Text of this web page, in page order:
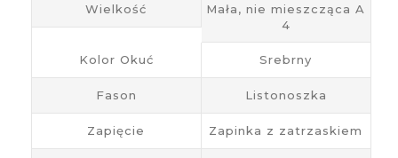
Wielkość
Mała, nie mieszcząca A
4
Kolor Okuć Srebrny
Fason Listonoszka
Zapięcie Zapinka z zatrzaskiem